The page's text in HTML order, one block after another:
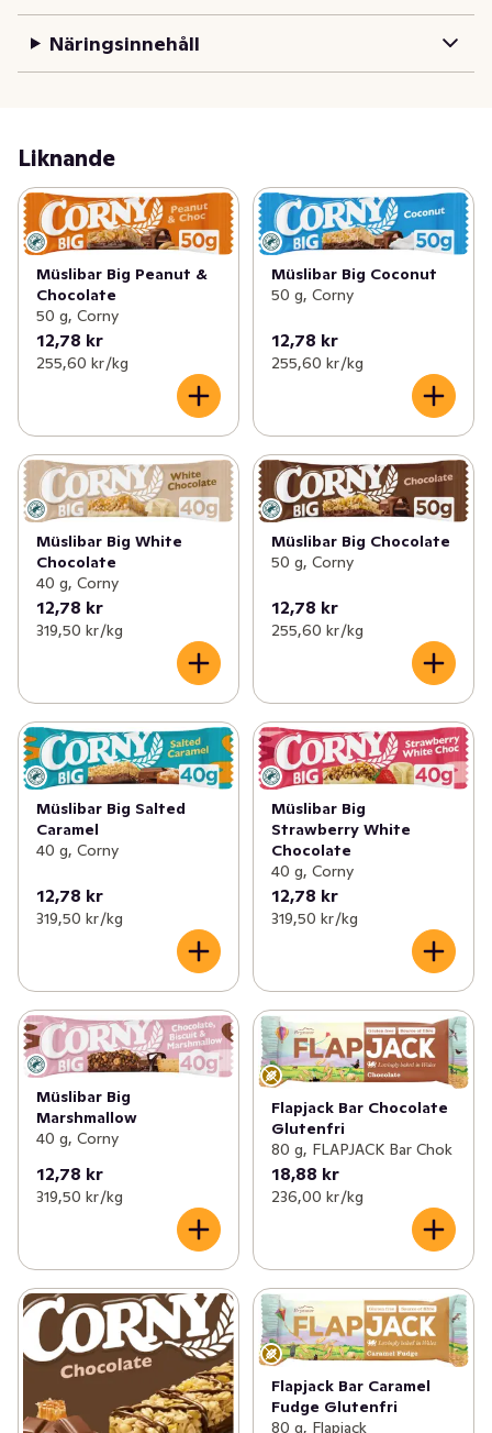
Näringsinnehåll
Liknande
Müslibar Big Peanut &
Chocolate
50 g, Corny
12,78 kr
255,60 kr /kg
Müslibar Big Coconut
50 g, Corny
12,78 kr
255,60 kr /kg
Müslibar Big White
Chocolate
40 g, Corny
12,78 kr
319,50 kr /kg
Müslibar Big Chocolate
50 g, Corny
12,78 kr
255,60 kr /kg
Müslibar Big Salted
Caramel
40 g, Corny
12,78 kr
319,50 kr /kg
Müslibar Big
Strawberry White
Chocolate
40 g, Corny
12,78 kr
319,50 kr /kg
Müslibar Big
Marshmallow
40 g, Corny
12,78 kr
319,50 kr /kg
Flapjack Bar Chocolate
Glutenfri
80 g, FLAPJACK Bar Chok
18,88 kr
236,00 kr /kg
Flapjack Bar Caramel
Fudge Glutenfri
80 g, Flapjack